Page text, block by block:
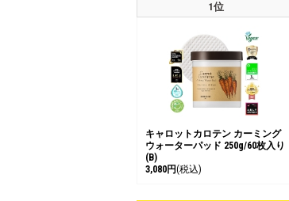
1位
キャロットカロテン カーミング
ウォーターパッド 250g/60枚入り
(B)
3,080円(税込)